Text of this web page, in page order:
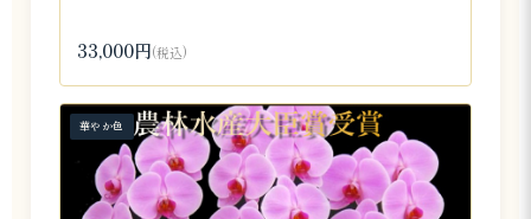
33,000円(税込)
華やか色